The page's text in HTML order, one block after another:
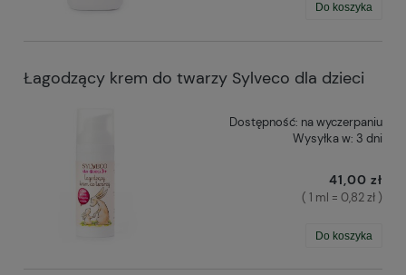
Do koszyka
Łagodzący krem do twarzy Sylveco dla dzieci
Dostępność: na wyczerpaniu
Wysyłka w: 3 dni
41,00 zł
( 1 ml = 0,82 zł )
Do koszyka